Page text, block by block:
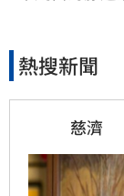
熱搜新聞
慈濟